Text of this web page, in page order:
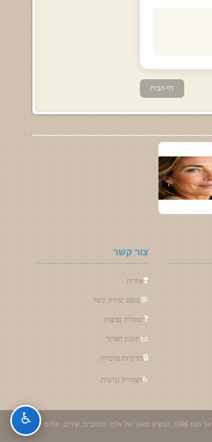
דף הבית
צור קשר
❣️אודות
💬טופס יצירת קשר
❓שאלות נפוצות
📜תקנון האתר
🔒מדיניות פרטיות
♿הצהרת נגישות
💕 מקום שבו אהבה מתחילה - LoveSite הוא אתר האהבה והתוכן המוביל בישראל מאז 1996, המציע מאגר של אלפי מכתבים, שירים, וכלים
♿